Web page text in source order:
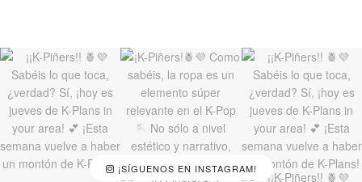
¡SÍGUENOS EN INSTAGRAM!